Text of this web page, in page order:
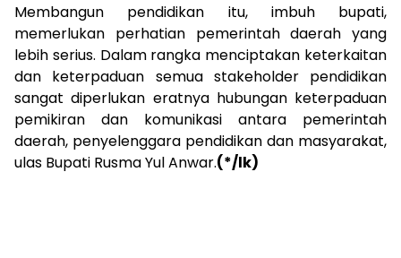
Membangun pendidikan itu, imbuh bupati,
memerlukan perhatian pemerintah daerah yang
lebih serius. Dalam rangka menciptakan keterkaitan
dan keterpaduan semua stakeholder pendidikan
sangat diperlukan eratnya hubungan keterpaduan
pemikiran dan komunikasi antara pemerintah
daerah, penyelenggara pendidikan dan masyarakat,
ulas Bupati Rusma Yul Anwar.(*/lk)